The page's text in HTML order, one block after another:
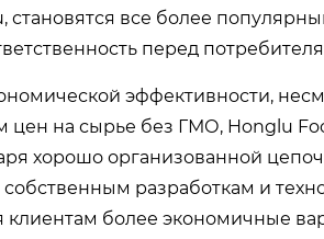
становятся все более
перед
эффективности,
цен на сырье без ГМО, Honglu
хорошо организованной
собственным разработкам и
клиентам более экономичные